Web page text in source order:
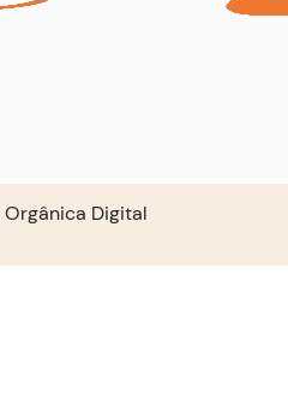
Orgânica Digital